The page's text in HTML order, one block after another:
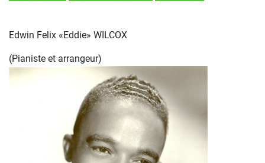
Edwin Felix «Eddie» WILCOX
(Pianiste et arrangeur)